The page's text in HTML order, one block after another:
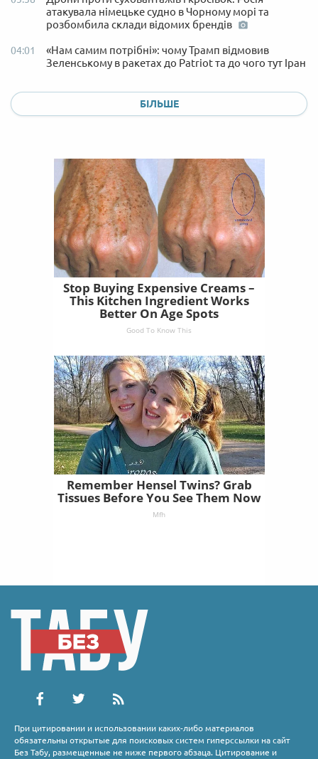
атакувала німецьке судно в Чорному морі та
розбомбила склади відомих брендів
04:01
«Нам самим потрібні»: чому Трамп відмовив
Зеленському в ракетах до Patriot та до чого тут Іран
БІЛЬШЕ
Stop Buying Expensive Creams –
This Kitchen Ingredient Works
Better On Age Spots
Good To Know This
Remember Hensel Twins? Grab
Tissues Before You See Them Now
Mfh
При цитировании и использовании каких-либо материалов
обязательны открытые для поисковых систем гиперссылки на сайт
Без Табу, размещенные не ниже первого абзаца. Цитирование и